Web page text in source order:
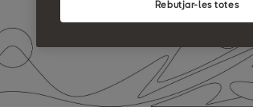
Rebutjar-les totes